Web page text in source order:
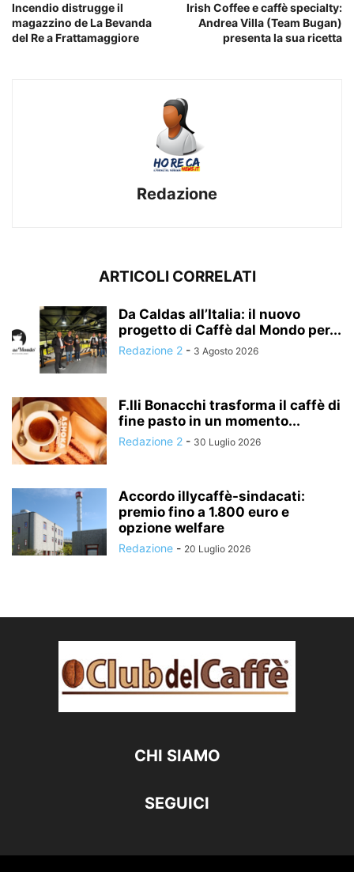
Incendio distrugge il
magazzino de La Bevanda
del Re a Frattamaggiore
Irish Coffee e caffè specialty:
Andrea Villa (Team Bugan)
presenta la sua ricetta
Redazione
ARTICOLI CORRELATI
Da Caldas all’Italia: il nuovo
progetto di Caffè dal Mondo per...
Redazione 2 - 3 Agosto 2026
F.lli Bonacchi trasforma il caffè di
fine pasto in un momento...
Redazione 2 - 30 Luglio 2026
Accordo illycaffè-sindacati:
premio fino a 1.800 euro e
opzione welfare
Redazione - 20 Luglio 2026
CHI SIAMO
SEGUICI